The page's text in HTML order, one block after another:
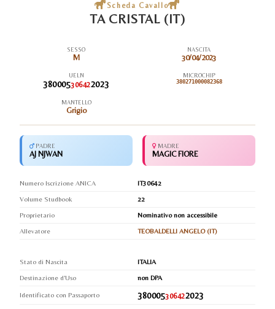
Scheda Cavallo
TA CRISTAL (IT)
SESSO
M
NASCITA
30/04/2023
UELN
380005306422023
MICROCHIP
380271000082368
MANTELLO
Grigio
PADRE
AJ NJWAN
MADRE
MAGIC FIORE
Numero Iscrizione ANICA
IT30642
Volume Studbook
22
Proprietario
Nominativo non accessibile
Allevatore
TEOBALDELLI ANGELO (IT)
Stato di Nascita
ITALIA
Destinazione d'Uso
non DPA
Identificato con Passaporto 380005306422023